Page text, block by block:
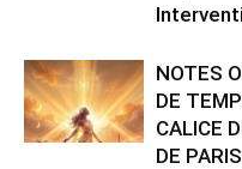
NOTES
DE
CALICE
DE